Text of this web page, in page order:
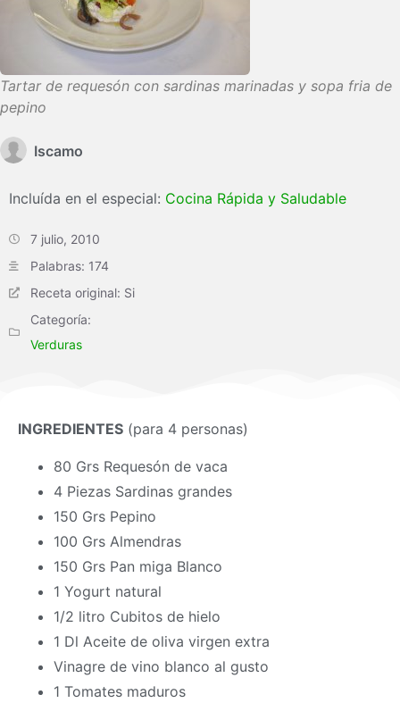
Tartar de requesón con sardinas marinadas y sopa fria de
pepino
Iscamo
Incluída en el especial: Cocina Rápida y Saludable
7 julio, 2010
Palabras: 174
Receta original: Si
Categoría:
Verduras
INGREDIENTES (para 4 personas)
80 Grs Requesón de vaca
4 Piezas Sardinas grandes
150 Grs Pepino
100 Grs Almendras
150 Grs Pan miga Blanco
1 Yogurt natural
1/2 litro Cubitos de hielo
1 Dl Aceite de oliva virgen extra
Vinagre de vino blanco al gusto
1 Tomates maduros